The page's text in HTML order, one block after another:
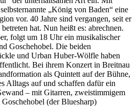
„König von Baden“ eine
vor. 40 Jahre sind vergangen, seit er
hat. Nun heißt es: abrechnen.
folgt um 18 Uhr ein musikalischer
Goschehobel. Die beiden
und Urban Huber-Wölfle haben
Bei ihrem Konzert in Breitnau
als Quintett auf der Bühne,
Alltags auf und schaffen dafür ein
– mit Gitarren, zweistimmigem
(der Bluesharp)